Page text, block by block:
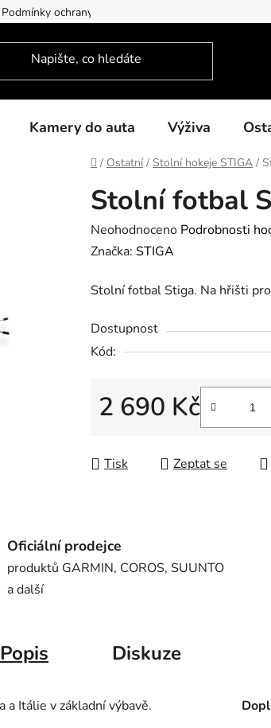
Podmínky ochrany osobních údajů
Kamery do auta Výživa
Domů
/ Ostatní / Stolní hokeje STIGA /
Stolní fotbal
Průměrné
hodnocení
je
z
5
Neohodnoceno Podrobnosti
Značka: STIGA
Stolní fotbal Stiga. Na hřišti
Dostupnost
Kód:
2 690 Kč
Tisk Zeptat se
Oficiální prodejce
produktů GARMIN, COROS, SUUNTO
a další
Popis Diskuze
Itálie v základní výbavě.